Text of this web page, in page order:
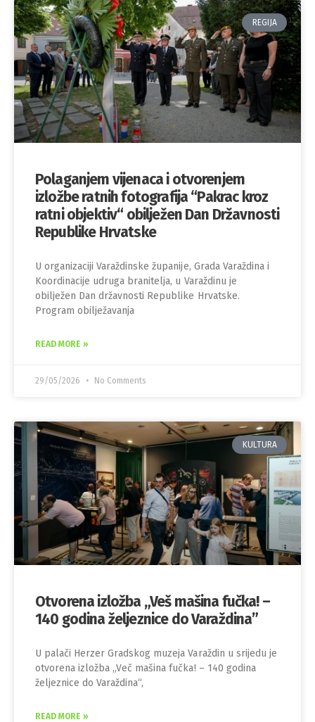
REGIJA
Polaganjem vijenaca i otvorenjem
izložbe ratnih fotografija “Pakrac kroz
ratni objektiv“ obilježen Dan Državnosti
Republike Hrvatske
U organizaciji Varaždinske županije, Grada Varaždina i
Koordinacije udruga branitelja, u Varaždinu je
obilježen Dan državnosti Republike Hrvatske.
Program obilježavanja
READ MORE »
29/05/2026 No Comments
KULTURA
Otvorena izložba „Veš mašina fučka! –
140 godina željeznice do Varaždina”
U palači Herzer Gradskog muzeja Varaždin u srijedu je
otvorena izložba „Več mašina fučka! – 140 godina
željeznice do Varaždina“,
READ MORE »